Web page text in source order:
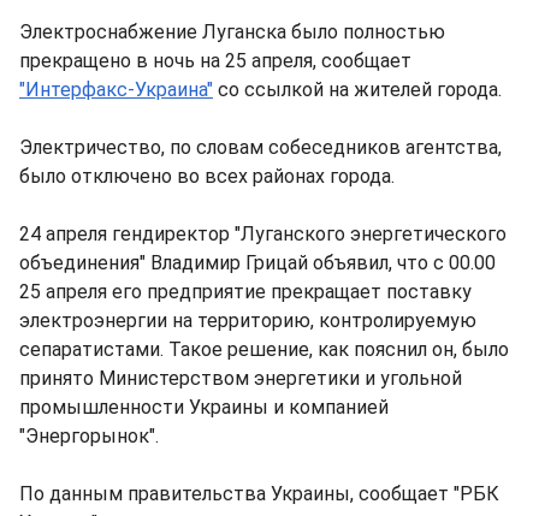
Электроснабжение Луганска было полностью
прекращено в ночь на 25 апреля, сообщает
"Интерфакс-Украина" со ссылкой на жителей города.
Электричество, по словам собеседников агентства,
было отключено во всех районах города.
24 апреля гендиректор "Луганского энергетического
объединения" Владимир Грицай объявил, что с 00.00
25 апреля его предприятие прекращает поставку
электроэнергии на территорию, контролируемую
сепаратистами. Такое решение, как пояснил он, было
принято Министерством энергетики и угольной
промышленности Украины и компанией
"Энергорынок".
По данным правительства Украины, сообщает "РБК